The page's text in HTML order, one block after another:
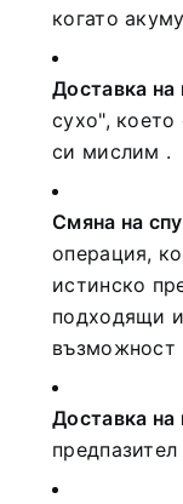
когато
Доставка на
сухо", което
си мислим .
Смяна на
операция,
истинско
подходящи
възможност
Доставка на